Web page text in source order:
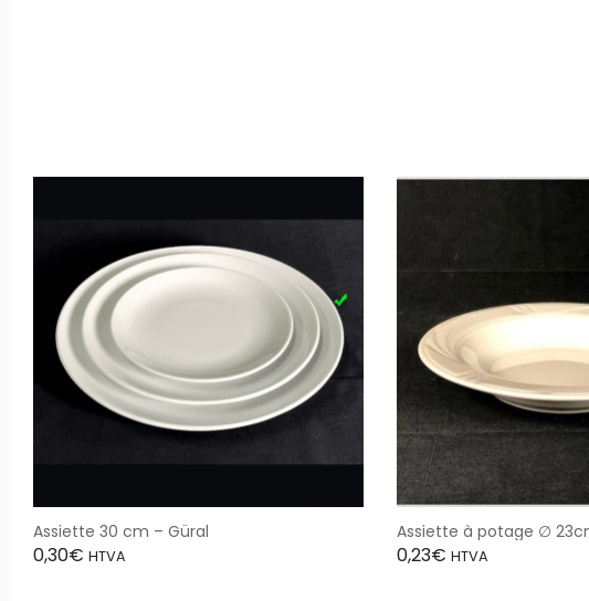
Assiette 30 cm – Güral
0,30€ HTVA
Assiette à potage ∅
0,23€ HTVA